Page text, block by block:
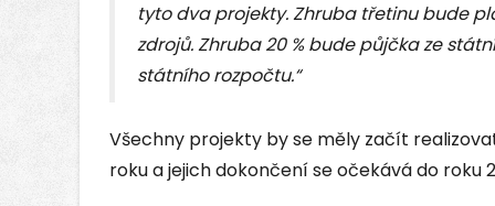
tyto dva projekty. Zhruba třetinu bude
zdrojů. Zhruba 20 % bude půjčka ze
státního rozpočtu.“
Všechny projekty by se měly začít
roku a jejich dokončení se očekává do roku